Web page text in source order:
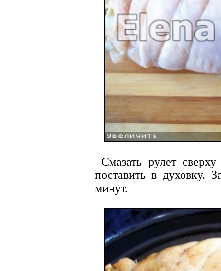
Смазать рулет
поставить в духовку.
минут.